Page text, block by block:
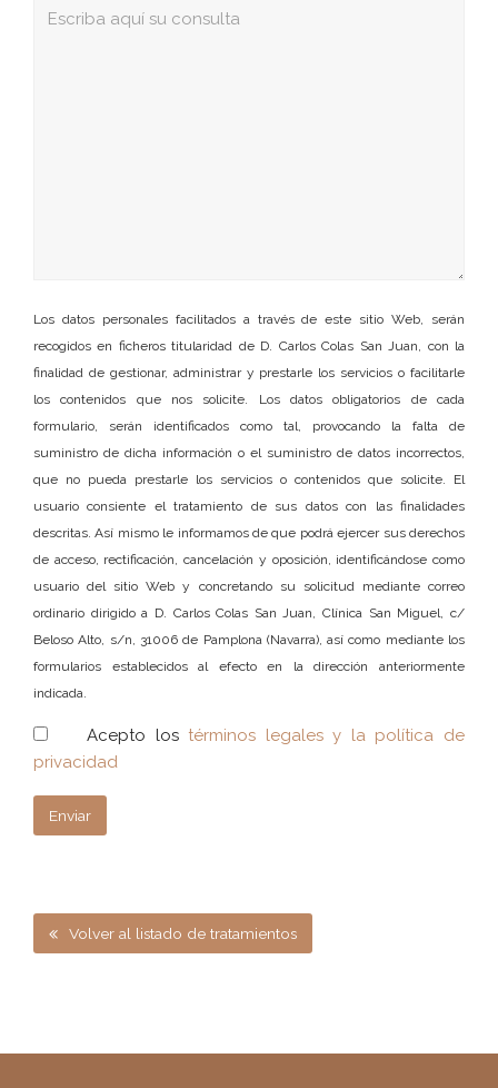
Los datos personales facilitados a través de este sitio Web, serán
recogidos en ficheros titularidad de D. Carlos Colas San Juan, con la
finalidad de gestionar, administrar y prestarle los servicios o facilitarle
los contenidos que nos solicite. Los datos obligatorios de cada
formulario, serán identificados como tal, provocando la falta de
suministro de dicha información o el suministro de datos incorrectos,
que no pueda prestarle los servicios o contenidos que solicite. El
usuario consiente el tratamiento de sus datos con las finalidades
descritas. Así mismo le informamos de que podrá ejercer sus derechos
de acceso, rectificación, cancelación y oposición, identificándose como
usuario del sitio Web y concretando su solicitud mediante correo
ordinario dirigido a D. Carlos Colas San Juan, Clínica San Miguel, c/
Beloso Alto, s/n, 31006 de Pamplona (Navarra), así como mediante los
formularios establecidos al efecto en la dirección anteriormente
indicada.
Acepto lostérminos legales y la política de
privacidad
Volver al listado de tratamientos